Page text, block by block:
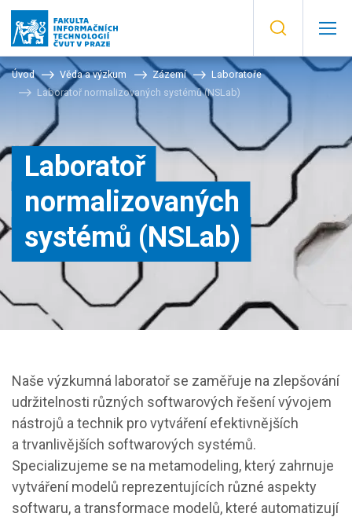
Úvod Věda a výzkum Zázemí
Laboratoře
Laboratoř normalizovaných systémů (NSLab)
Laboratoř
normalizovaných
systémů (NSLab)
Naše výzkumná laboratoř se zaměřuje na zlepšování
udržitelnosti různých softwarových řešení vývojem
nástrojů a technik pro vytváření efektivnějších
a trvanlivějších softwarových systémů.
Specializujeme se na metamodeling, který zahrnuje
vytváření modelů reprezentujících různé aspekty
softwaru, a transformace modelů, které automatizují